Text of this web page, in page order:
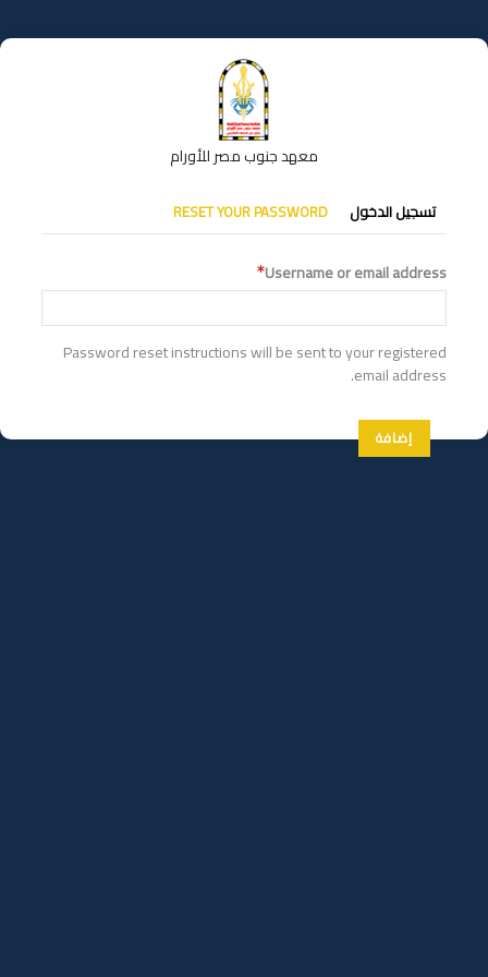
إلى
المحتوى
معهد جنوب مصر للأورام
التبويبات
الأساسية
تسجيل الدخول RESET YOUR PASSWORD
Username or email address
Password reset instructions will be sent to your registered
email address.